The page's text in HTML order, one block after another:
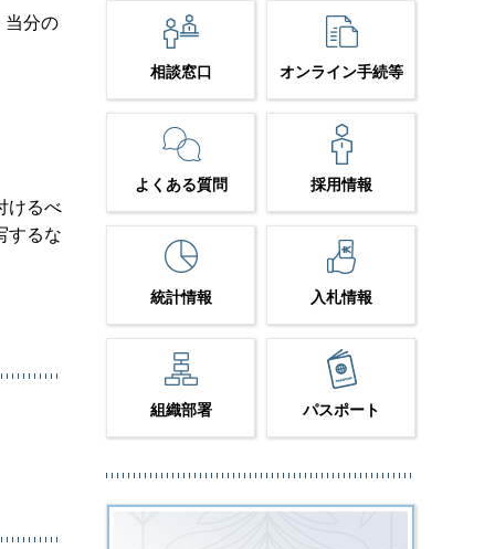
当分の
けるべ
するな
相談窓口 オンライン手続等
よくある質問 採用情報
統計情報 入札情報
組織部署 パスポート